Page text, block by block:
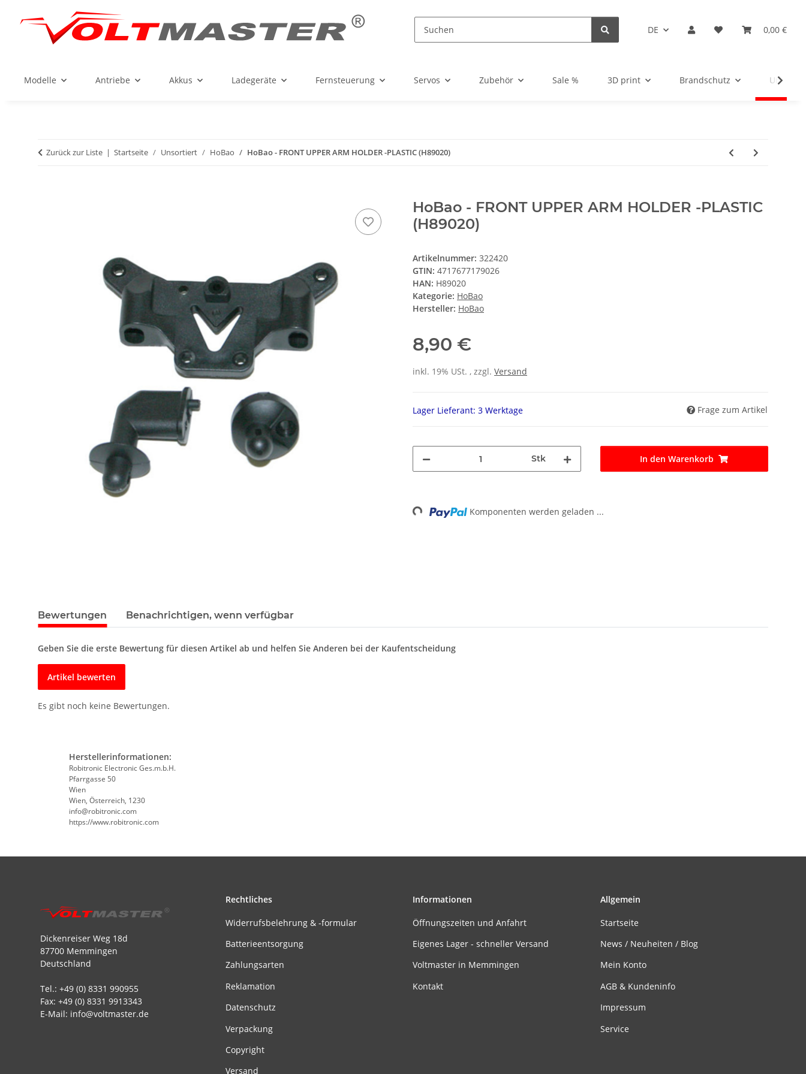
DE 0,00 €
Modelle Antriebe Akkus Ladegeräte Fernsteuerung Servos Zubehör Sale % 3D print Brandschutz
Zurück zur Liste Startseite Unsortiert HoBao HoBao - FRONT UPPER ARM HOLDER -PLASTIC (H89020)
HoBao - FRONT UPPER ARM HOLDER -PLASTIC
(H89020)
Artikelnummer: 322420
GTIN: 4717677179026
HAN: H89020
Kategorie: HoBao
Hersteller: HoBao
8,90 €
inkl. 19% USt. , zzgl. Versand
Lager Lieferant: 3 Werktage Frage zum Artikel
Stk In den Warenkorb
Loading... Komponenten werden geladen ...
Bewertungen Benachrichtigen, wenn verfügbar
Geben Sie die erste Bewertung für diesen Artikel ab und helfen Sie Anderen bei der Kaufentscheidung
Artikel bewerten
Es gibt noch keine Bewertungen.
Herstellerinformationen:
Robitronic Electronic Ges.m.b.H.
Pfarrgasse 50
Wien
Wien, Österreich, 1230
info@robitronic.com
https://www.robitronic.com
Dickenreiser Weg 18d
87700 Memmingen
Deutschland
Tel.: +49 (0) 8331 990955
Fax: +49 (0) 8331 9913343
E-Mail: info@voltmaster.de
Rechtliches
Widerrufsbelehrung & -formular
Batterieentsorgung
Zahlungsarten
Reklamation
Datenschutz
Verpackung
Copyright
Versand
Informationen
Öffnungszeiten und Anfahrt
Eigenes Lager - schneller Versand
Voltmaster in Memmingen
Kontakt
Allgemein
Startseite
News / Neuheiten / Blog
Mein Konto
AGB & Kundeninfo
Impressum
Service